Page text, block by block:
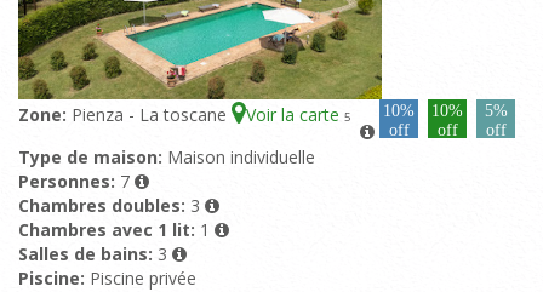
Zone: Pienza - La toscane Voir la carte 5
10%
off
10%
off
5%
off
Type de maison: Maison individuelle
Personnes: 7
Chambres doubles: 3
Chambres avec 1 lit: 1
Salles de bains: 3
Piscine: Piscine privée